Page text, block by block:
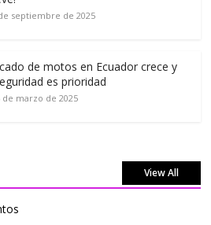
septiembre de 2025
de motos en Ecuador crece y
es prioridad
de marzo de 2025
View All